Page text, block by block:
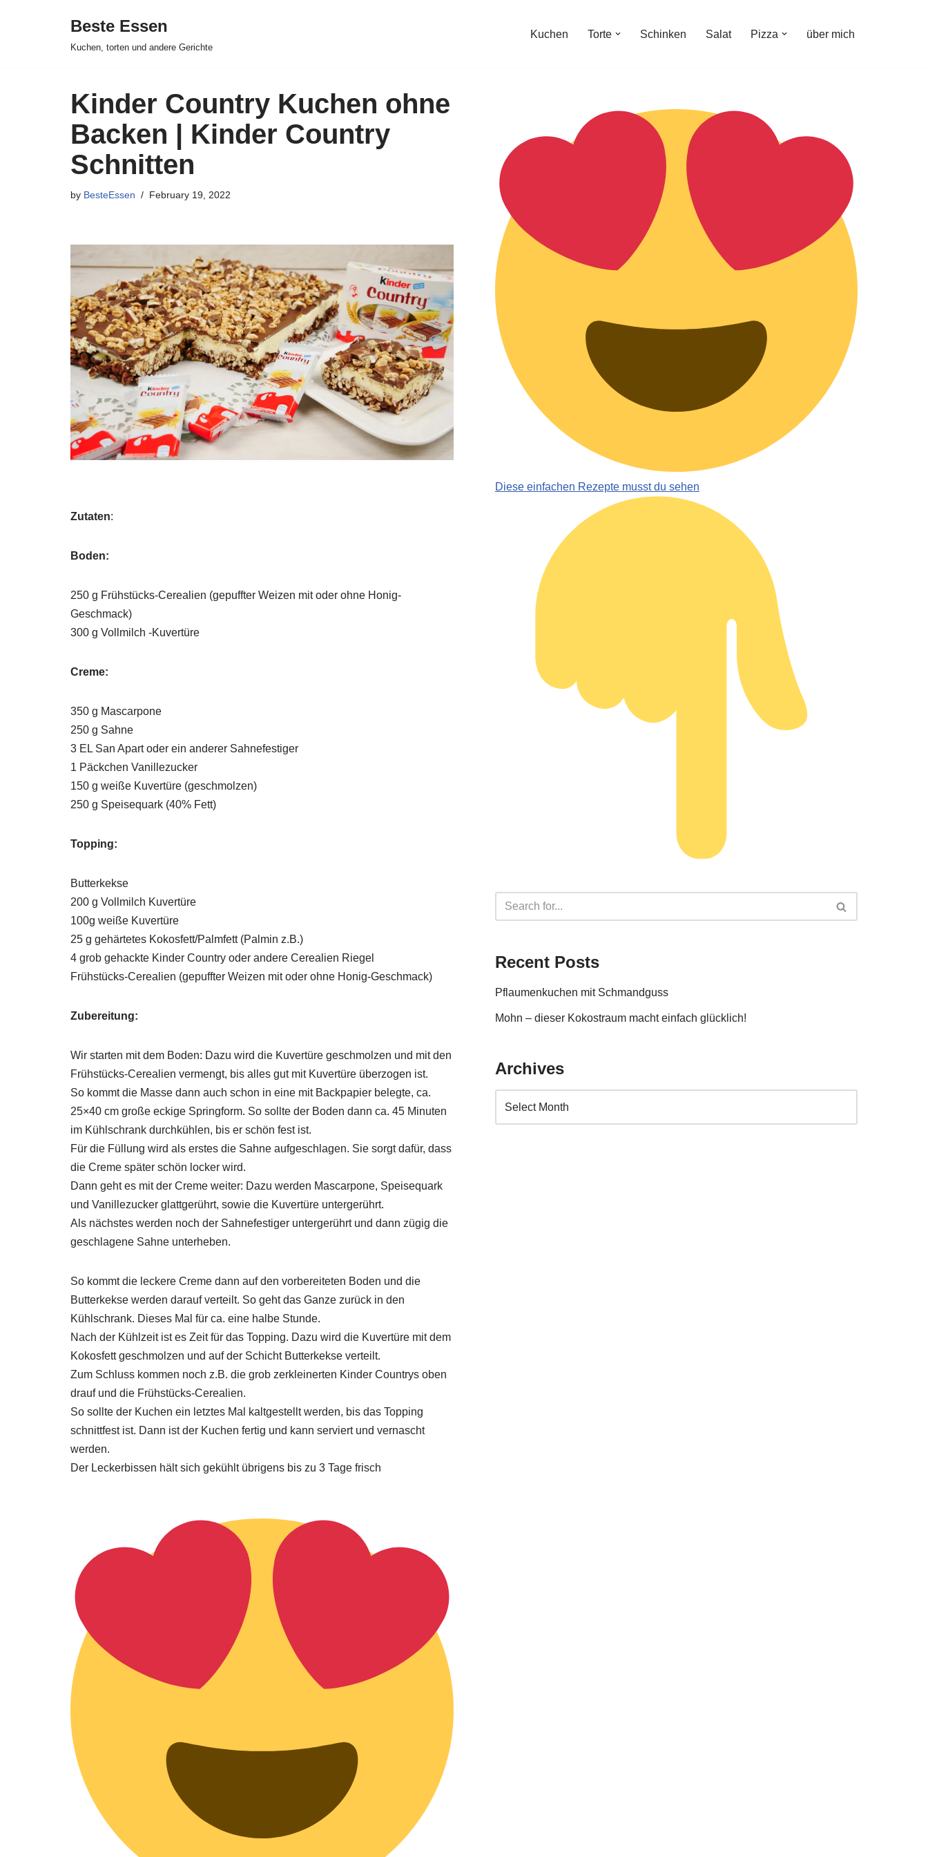
Beste Essen
Kuchen, torten und andere Gerichte
Kuchen Torte Schinken Salat Pizza über mich
Kinder Country Kuchen ohne
Backen | Kinder Country
Schnitten
by BesteEssen February 19, 2022
Zutaten:
Boden:
250 g Frühstücks-Cerealien (gepuffter Weizen mit oder ohne Honig-
Geschmack)
300 g Vollmilch -Kuvertüre
Creme:
350 g Mascarpone
250 g Sahne
3 EL San Apart oder ein anderer Sahnefestiger
1 Päckchen Vanillezucker
150 g weiße Kuvertüre (geschmolzen)
250 g Speisequark (40% Fett)
Topping:
Butterkekse
200 g Vollmilch Kuvertüre
100g weiße Kuvertüre
25 g gehärtetes Kokosfett/Palmfett (Palmin z.B.)
4 grob gehackte Kinder Country oder andere Cerealien Riegel
Frühstücks-Cerealien (gepuffter Weizen mit oder ohne Honig-Geschmack)
Zubereitung:
Wir starten mit dem Boden: Dazu wird die Kuvertüre geschmolzen und mit den
Frühstücks-Cerealien vermengt, bis alles gut mit Kuvertüre überzogen ist.
So kommt die Masse dann auch schon in eine mit Backpapier belegte, ca.
25×40 cm große eckige Springform. So sollte der Boden dann ca. 45 Minuten
im Kühlschrank durchkühlen, bis er schön fest ist.
Für die Füllung wird als erstes die Sahne aufgeschlagen. Sie sorgt dafür, dass
die Creme später schön locker wird.
Dann geht es mit der Creme weiter: Dazu werden Mascarpone, Speisequark
und Vanillezucker glattgerührt, sowie die Kuvertüre untergerührt.
Als nächstes werden noch der Sahnefestiger untergerührt und dann zügig die
geschlagene Sahne unterheben.
So kommt die leckere Creme dann auf den vorbereiteten Boden und die
Butterkekse werden darauf verteilt. So geht das Ganze zurück in den
Kühlschrank. Dieses Mal für ca. eine halbe Stunde.
Nach der Kühlzeit ist es Zeit für das Topping. Dazu wird die Kuvertüre mit dem
Kokosfett geschmolzen und auf der Schicht Butterkekse verteilt.
Zum Schluss kommen noch z.B. die grob zerkleinerten Kinder Countrys oben
drauf und die Frühstücks-Cerealien.
So sollte der Kuchen ein letztes Mal kaltgestellt werden, bis das Topping
schnittfest ist. Dann ist der Kuchen fertig und kann serviert und vernascht
werden.
Der Leckerbissen hält sich gekühlt übrigens bis zu 3 Tage frisch
Diese einfachen Rezepte musst du sehen
Recent Posts
Pflaumenkuchen mit Schmandguss
Mohn – dieser Kokostraum macht einfach glücklich!
Archives